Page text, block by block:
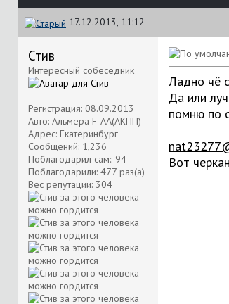
17.12.2013, 11:12
Стив
Интересный собеседник
Регистрация: 08.09.2013
Авто: Альмера F-AA(АКПП)
Адрес: Екатеринбург
Сообщений: 1,236
Поблагодарил сам:: 94
Поблагодарили: 477 раз(а)
Вес репутации: 304
Ладно чё
Да или
помню по
Вот